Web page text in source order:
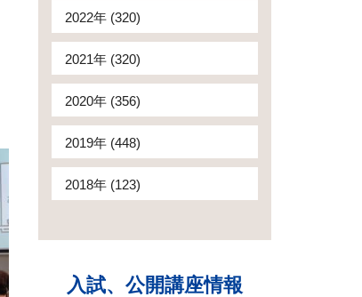
2022年 (320)
2021年 (320)
2020年 (356)
2019年 (448)
2018年 (123)
入試、公開講座情報